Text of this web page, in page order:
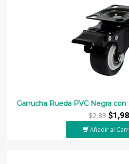
Garrucha Rueda PVC Negra
$2,83$1,98
Añadir al